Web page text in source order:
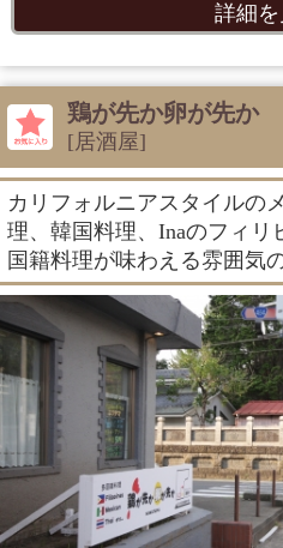
詳細を
鶏が先か卵が先か
[居酒屋]
カリフォルニアスタイルの
理、韓国料理、Inaのフィリ
国籍料理が味わえる雰囲気